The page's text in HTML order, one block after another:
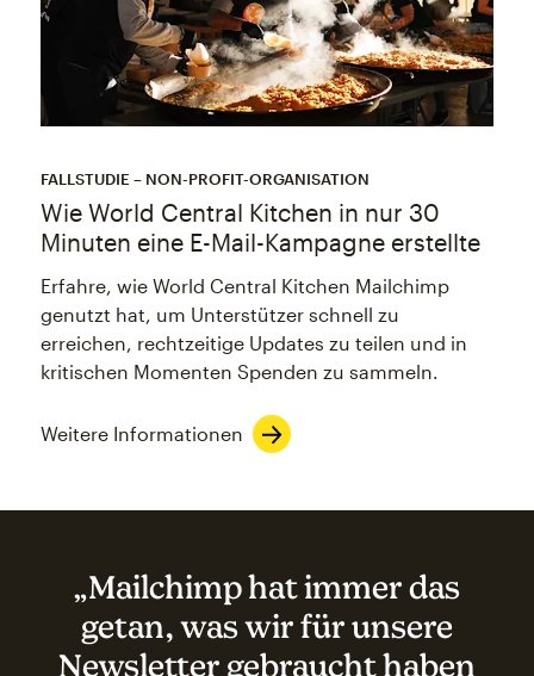
FALLSTUDIE – NON-PROFIT-ORGANISATION
Wie World Central Kitchen in nur 30
Minuten eine E-Mail-Kampagne erstellte
Erfahre, wie World Central Kitchen Mailchimp
genutzt hat, um Unterstützer schnell zu
erreichen, rechtzeitige Updates zu teilen und in
kritischen Momenten Spenden zu sammeln.
Weitere Informationen
„Mailchimp hat immer das
getan, was wir für unsere
Newsletter gebraucht haben